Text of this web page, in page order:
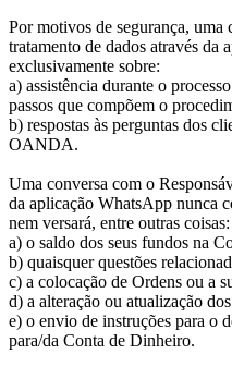
Por motivos de segurança, uma
tratamento de dados através
exclusivamente sobre:
a) assistência durante o
passos que compõem o
b) respostas às perguntas dos
OANDA.
Uma conversa com o
da aplicação WhatsApp nunca
nem versará, entre outras coisas:
a) o saldo dos seus fundos na
b) quaisquer questões
c) a colocação de Ordens ou a
d) a alteração ou atualização
e) o envio de instruções para o
para/da Conta de Dinheiro.